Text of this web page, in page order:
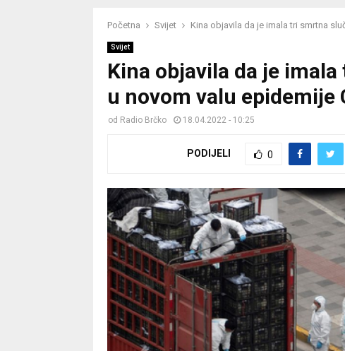
Početna Svijet Kina objavila da je imala tri smrtna
Svijet
Kina objavila da je
u novom valu epidemije
od Radio Brčko 18.04.2022 - 10:25
PODIJELI 0